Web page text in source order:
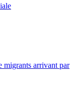
migrants arrivant par